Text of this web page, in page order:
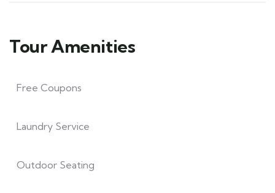
Tour Amenities
Free Coupons
Laundry Service
Outdoor Seating